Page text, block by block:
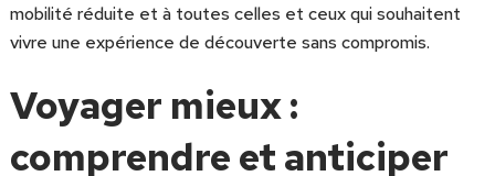
mobilité réduite et à toutes celles et ceux qui souhaitent
vivre une expérience de découverte sans compromis.
Voyager mieux :
comprendre et anticiper